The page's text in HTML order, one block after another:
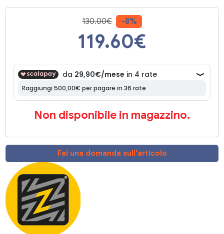
130.00€ -8%
119.60€
Non disponibile in magazzino.
Fai una domanda sull'articolo